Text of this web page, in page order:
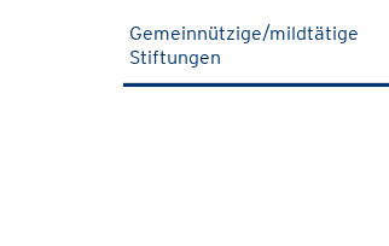
Gemeinnützige/mildtätige
Stiftungen